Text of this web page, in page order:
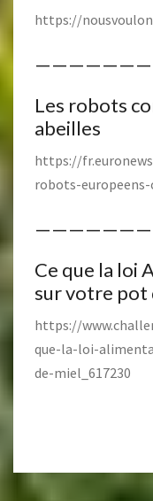
https://
Les robots
abeilles
https://
robots-
Ce que la loi
sur votre pot
https://
que-la-loi-
de-miel_617230